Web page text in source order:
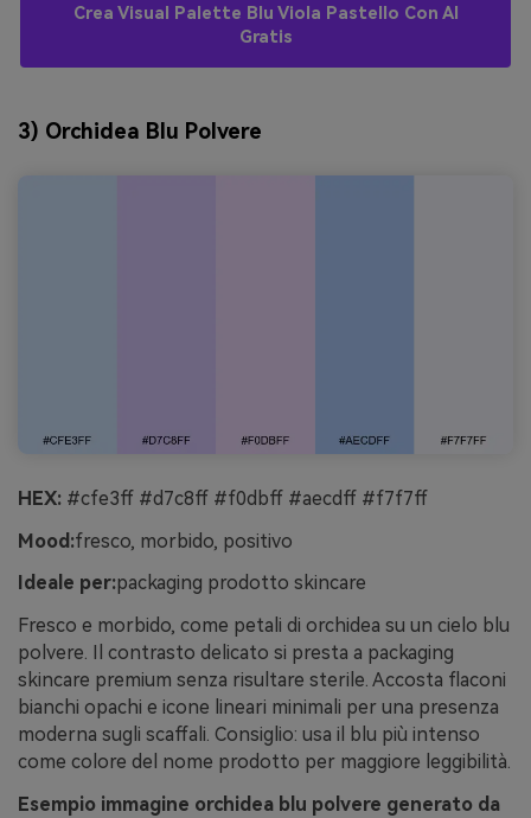
Crea Visual Palette Blu Viola Pastello Con AI
Gratis
3) Orchidea Blu Polvere
HEX: #cfe3ff #d7c8ff #f0dbff #aecdff #f7f7ff
Mood:fresco, morbido, positivo
Ideale per:packaging prodotto skincare
Fresco e morbido, come petali di orchidea su un cielo blu
polvere. Il contrasto delicato si presta a packaging
skincare premium senza risultare sterile. Accosta flaconi
bianchi opachi e icone lineari minimali per una presenza
moderna sugli scaffali. Consiglio: usa il blu più intenso
come colore del nome prodotto per maggiore leggibilità.
Esempio immagine orchidea blu polvere generato da